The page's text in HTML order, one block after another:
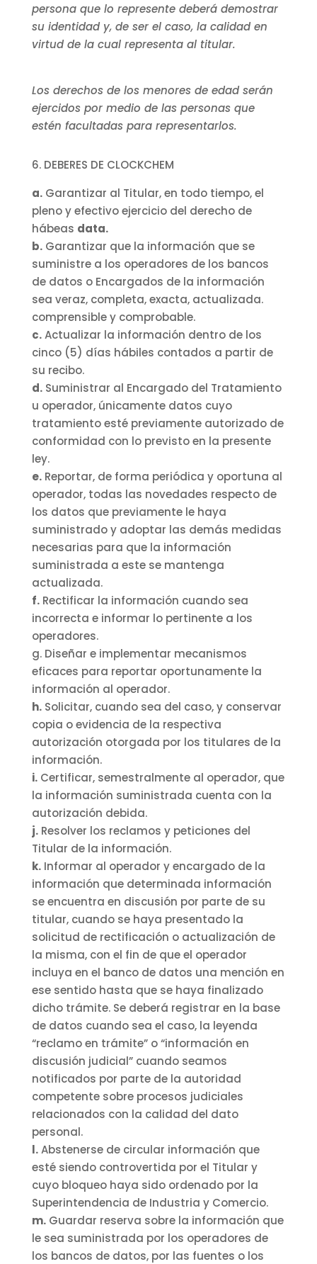
persona que lo represente deberá demostrar
su identidad y, de ser el caso, la calidad en
virtud de la cual representa al titular.
Los derechos de los menores de edad serán
ejercidos por medio de las personas que
estén facultadas para representarlos.
6. DEBERES DE CLOCKCHEM
a.Garantizar al Titular, en todo tiempo, el
pleno y efectivo ejercicio del derecho de
hábeas data.
b.Garantizar que la información que se
suministre a los operadores de los bancos
de datos o Encargados de la información
sea veraz, completa, exacta, actualizada.
comprensible y comprobable.
c.Actualizar la información dentro de los
cinco (5) días hábiles contados a partir de
su recibo.
d.Suministrar al Encargado del Tratamiento
u operador, únicamente datos cuyo
tratamiento esté previamente autorizado de
conformidad con lo previsto en la presente
ley.
e.Reportar, de forma periódica y oportuna al
operador, todas las novedades respecto de
los datos que previamente le haya
suministrado y adoptar las demás medidas
necesarias para que la información
suministrada a este se mantenga
actualizada.
f.Rectificar la información cuando sea
incorrecta e informar lo pertinente a los
operadores.
g. Diseñar e implementar mecanismos
eficaces para reportar oportunamente la
información al operador.
h.Solicitar, cuando sea del caso, y conservar
copia o evidencia de la respectiva
autorización otorgada por los titulares de la
información.
i.Certificar, semestralmente al operador, que
la información suministrada cuenta con la
autorización debida.
j.Resolver los reclamos y peticiones del
Titular de la información.
k.Informar al operador y encargado de la
información que determinada información
se encuentra en discusión por parte de su
titular, cuando se haya presentado la
solicitud de rectificación o actualización de
la misma, con el fin de que el operador
incluya en el banco de datos una mención en
ese sentido hasta que se haya finalizado
dicho trámite. Se deberá registrar en la base
de datos cuando sea el caso, la leyenda
“reclamo en trámite” o “información en
discusión judicial” cuando seamos
notificados por parte de la autoridad
competente sobre procesos judiciales
relacionados con la calidad del dato
personal.
l.Abstenerse de circular información que
esté siendo controvertida por el Titular y
cuyo bloqueo haya sido ordenado por la
Superintendencia de Industria y Comercio.
m.Guardar reserva sobre la información que
le sea suministrada por los operadores de
los bancos de datos, por las fuentes o los